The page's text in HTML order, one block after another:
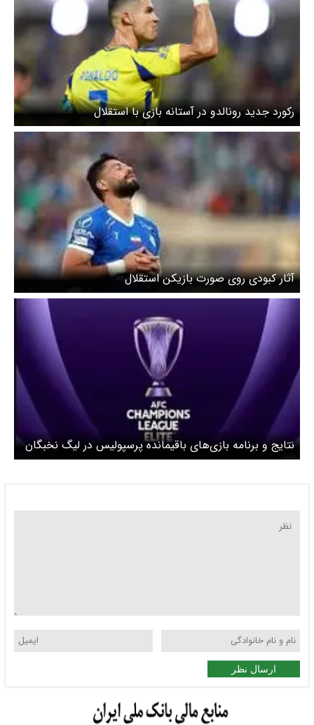
رکورد جدید رونالدو در آستانه بازی با استقلال
آثار کبودی روی صورت بازیکن استقلال
نتایج و برنامه بازی‌های باقیمانده پرسپولیس در لیگ نخبگان
ارسال نظر